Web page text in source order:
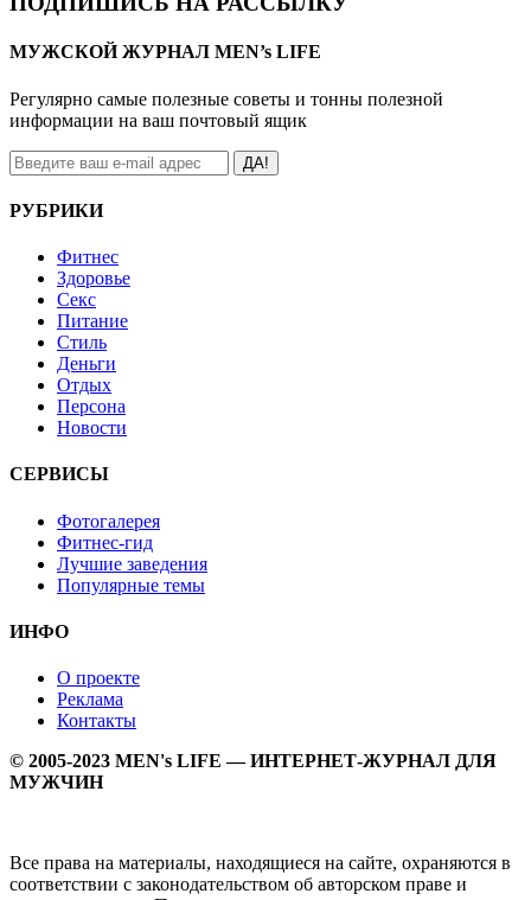
МУЖСКОЙ ЖУРНАЛ MEN’s LIFE
Регулярно самые полезные советы и тонны полезной
информации на ваш почтовый ящик
ДА!
РУБРИКИ
Фитнес
Здоровье
Секс
Питание
Стиль
Деньги
Отдых
Персона
Новости
СЕРВИСЫ
Фотогалерея
Фитнес-гид
Лучшие заведения
Популярные темы
ИНФО
О проекте
Реклама
Контакты
© 2005-2023 MEN's LIFE — ИНТЕРНЕТ-ЖУРНАЛ ДЛЯ
МУЖЧИН
Все права на материалы, находящиеся на сайте, охраняются в
соответствии с законодательством об авторском праве и